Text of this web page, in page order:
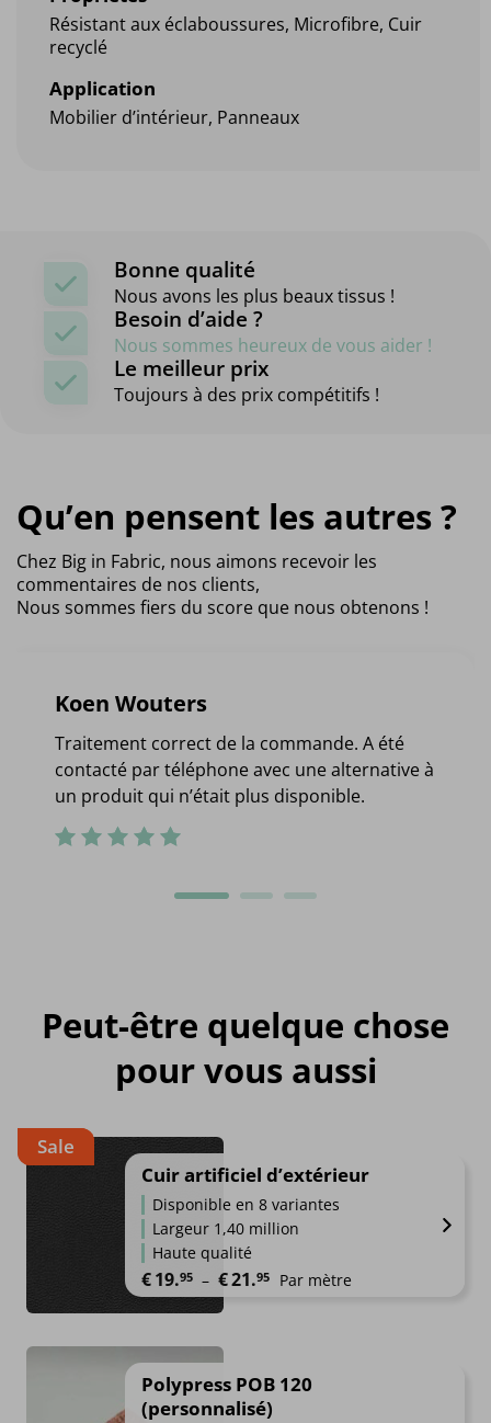
Résistant aux éclaboussures, Microfibre, Cuir
recyclé
Application
Mobilier d’intérieur, Panneaux
Bonne qualité
Nous avons les plus beaux tissus !
Besoin d’aide ?
Nous sommes heureux de vous aider !
Le meilleur prix
Toujours à des prix compétitifs !
Qu’en pensent les autres ?
Chez Big in Fabric, nous aimons recevoir les
commentaires de nos clients,
Nous sommes fiers du score que nous obtenons !
Koen Wouters
Traitement correct de la commande. A été
contacté par téléphone avec une alternative à
un produit qui n’était plus disponible.
Peut-être quelque chose
pour vous aussi
Sale
Cuir artificiel d’extérieur
Disponible en 8 variantes
Largeur 1,40 million
Haute qualité
€19.95 – €21.95 Plage de prix : €19.95 à €21.95
Par mètre
Polypress POB 120
(personnalisé)